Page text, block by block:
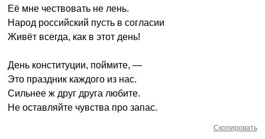
Её мне чествовать не лень.
Народ российский пусть в согласии
Живёт всегда, как в этот день!
День конституции, поймите, —
Это праздник каждого из нас.
Сильнее ж друг друга любите.
Не оставляйте чувства про запас.
Скопировать